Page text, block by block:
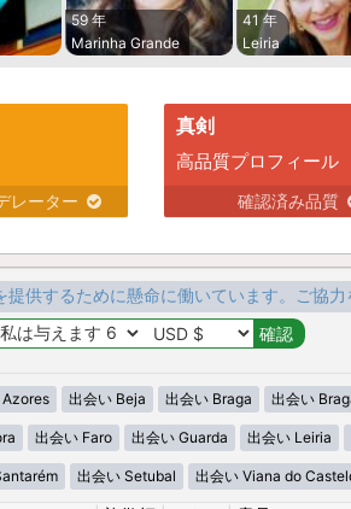
59 年
Marinha Grande
41 年
Leiria
レーター
真剣
高品質プロフィール
確認済み品質
提供するために懸命に働いています。ご協力
Azores 出会い Beja 出会い Braga 出会い
出会い Faro 出会い Guarda 出会い Leiria
出会い Setubal 出会い Viana do